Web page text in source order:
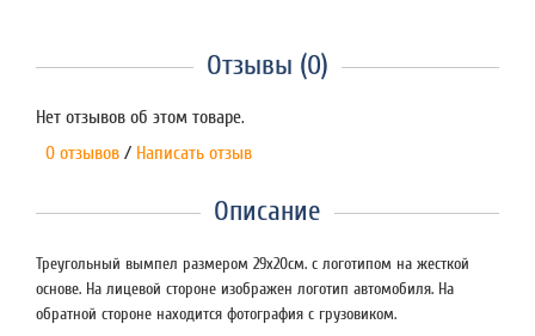
Отзывы (0)
Нет отзывов об этом товаре.
0 отзывов / Написать отзыв
Описание
Треугольный вымпел размером 29х20см. с логотипом на жесткой
основе. На лицевой стороне изображен логотип автомобиля. На
обратной стороне находится фотография с грузовиком.